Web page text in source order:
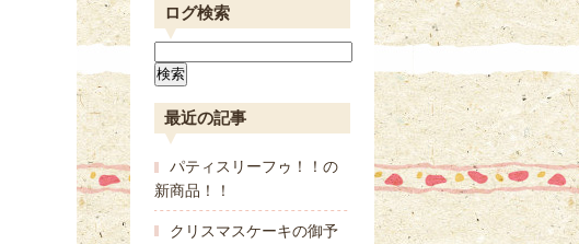
ログ検索
最近の記事
パティスリーフゥ！！の
新商品！！
クリスマスケーキの御予